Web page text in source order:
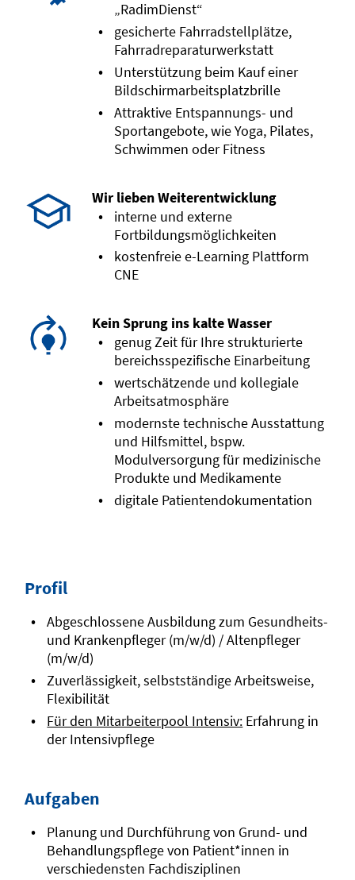
„RadimDienst“
gesicherte Fahrradstellplätze,
Fahrradreparaturwerkstatt
Unterstützung beim Kauf einer
Bildschirmarbeitsplatzbrille
Attraktive Entspannungs- und
Sportangebote, wie Yoga, Pilates,
Schwimmen oder Fitness
Wir lieben Weiterentwicklung
interne und externe
Fortbildungsmöglichkeiten
kostenfreie e-Learning Plattform
CNE
Kein Sprung ins kalte Wasser
genug Zeit für Ihre strukturierte
bereichsspezifische Einarbeitung
wertschätzende und kollegiale
Arbeitsatmosphäre
modernste technische Ausstattung
und Hilfsmittel, bspw.
Modulversorgung für medizinische
Produkte und Medikamente
digitale Patientendokumentation
Profil
Abgeschlossene Ausbildung zum Gesundheits-
und Krankenpfleger (m/w/d) / Altenpfleger
(m/w/d)
Zuverlässigkeit, selbstständige Arbeitsweise,
Flexibilität
Für den Mitarbeiterpool Intensiv: Erfahrung in
der Intensivpflege
Aufgaben
Planung und Durchführung von Grund- und
Behandlungspflege von Patient*innen in
verschiedensten Fachdisziplinen